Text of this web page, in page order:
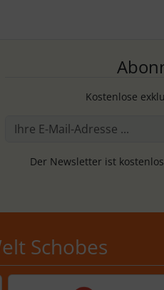
Kostenlose
Der Newsletter ist
Welt
Schobes